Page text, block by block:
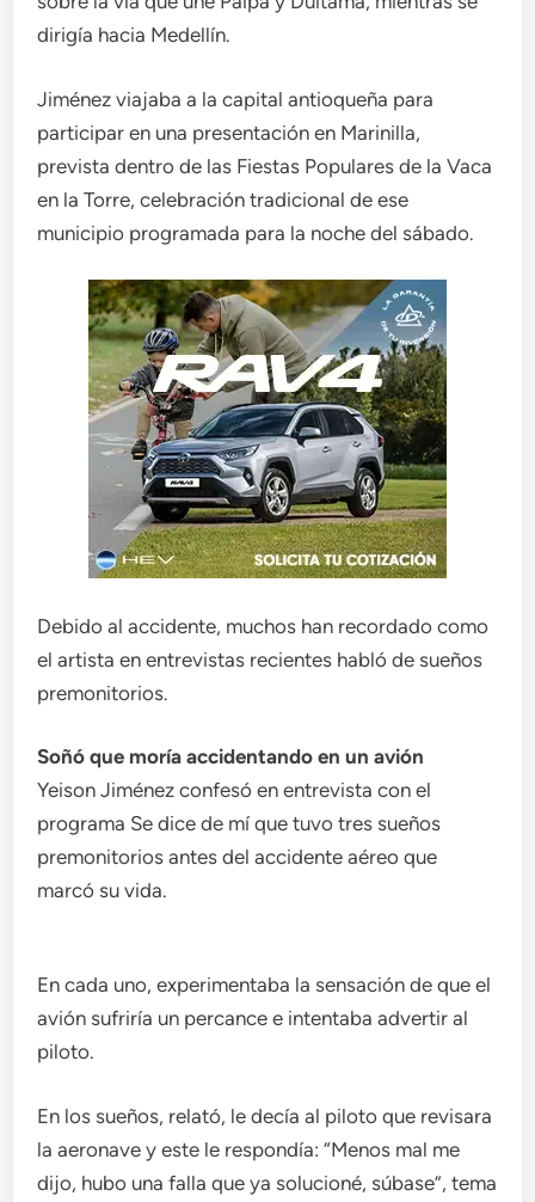
dirigía hacia Medellín.
Jiménez viajaba a la capital antioqueña para
participar en una presentación en Marinilla,
prevista dentro de las Fiestas Populares de la Vaca
en la Torre, celebración tradicional de ese
municipio programada para la noche del sábado.
Debido al accidente, muchos han recordado como
el artista en entrevistas recientes habló de sueños
premonitorios.
Soñó que moría accidentando en un avión
Yeison Jiménez confesó en entrevista con el
programa Se dice de mí que tuvo tres sueños
premonitorios antes del accidente aéreo que
marcó su vida.
En cada uno, experimentaba la sensación de que el
avión sufriría un percance e intentaba advertir al
piloto.
En los sueños, relató, le decía al piloto que revisara
la aeronave y este le respondía: “Menos mal me
dijo, hubo una falla que ya solucioné, súbase”, tema